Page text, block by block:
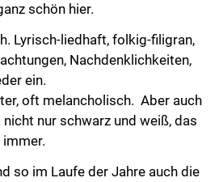
schön hier.
Lyrisch-liedhaft, folkig-filigran,
Nachdenklichkeiten,
ein.
oft melancholisch. Aber auch
nur schwarz und weiß, das
so im Laufe der Jahre auch die